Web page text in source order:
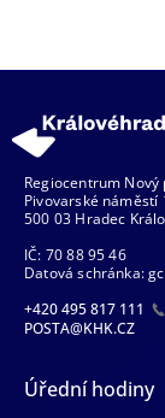
Regiocentrum Nový
Pivovarské náměstí
500 03 Hradec
IČ: 70 88 95 46
Datová schránka:
+420 495 817 111
POSTA@KHK.CZ
Úřední hodiny